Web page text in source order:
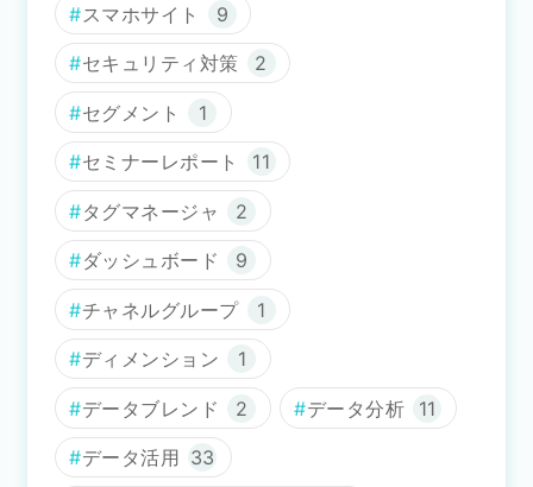
スマホサイト 9
セキュリティ対策 2
セグメント 1
セミナーレポート 11
タグマネージャ 2
ダッシュボード 9
チャネルグループ 1
ディメンション 1
データブレンド 2 データ分析 11
データ活用 33